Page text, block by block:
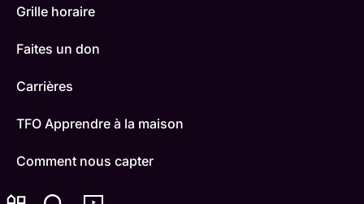
Grille horaire
Faites un don
Carrières
TFO Apprendre à la maison
Comment nous capter
Contactez-nous